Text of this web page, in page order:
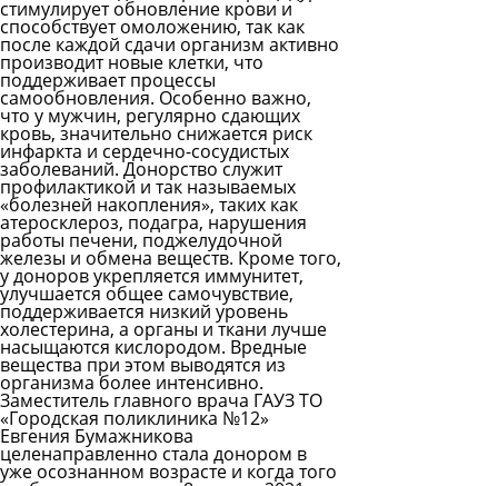
стимулирует обновление крови и
способствует омоложению, так как
после каждой сдачи организм активно
производит новые клетки, что
поддерживает процессы
самообновления. Особенно важно,
что у мужчин, регулярно сдающих
кровь, значительно снижается риск
инфаркта и сердечно-сосудистых
заболеваний. Донорство служит
профилактикой и так называемых
«болезней накопления», таких как
атеросклероз, подагра, нарушения
работы печени, поджелудочной
железы и обмена веществ. Кроме того,
у доноров укрепляется иммунитет,
улучшается общее самочувствие,
поддерживается низкий уровень
холестерина, а органы и ткани лучше
насыщаются кислородом. Вредные
вещества при этом выводятся из
организма более интенсивно.
Заместитель главного врача ГАУЗ ТО
«Городская поликлиника №12»
Евгения Бумажникова
целенаправленно стала донором в
уже осознанном возрасте и когда того